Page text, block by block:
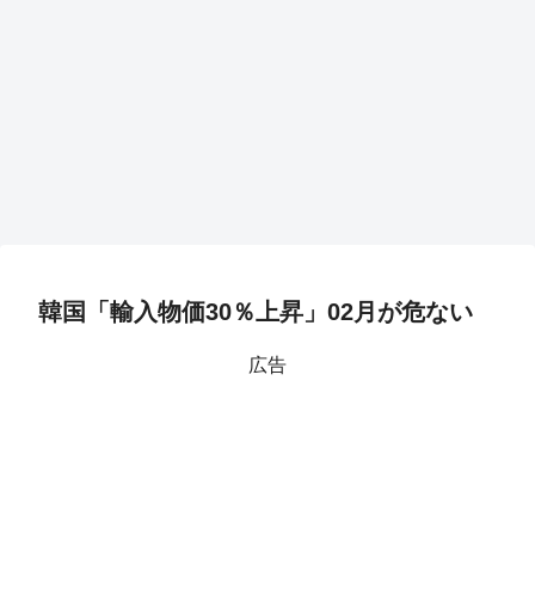
韓国「輸入物価30％上昇」02月が危ない
広告